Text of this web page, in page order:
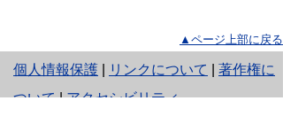
▲ページ上部に戻る
個人情報保護
と
り
リンクについて
著作権に
ついて|アクセシビリティ